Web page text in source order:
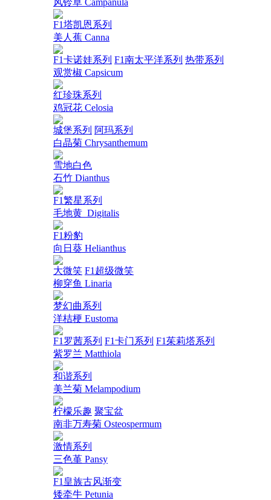
F1塔凯恩系列
美人蕉 Canna
F1卡诺娃系列 F1南太平洋系列 热带系列
观赏椒 Capsicum
红珍珠系列
鸡冠花 Celosia
城堡系列 阿玛系列
白晶菊 Chrysanthemum
雪地白色
石竹 Dianthus
F1繁星系列
毛地黄_Digitalis
F1粉豹
向日葵 Helianthus
大微笑 F1超级微笑
柳穿鱼 Linaria
梦幻曲系列
洋桔梗 Eustoma
F1罗茜系列 F1卡门系列 F1茱莉塔系列
紫罗兰 Matthiola
和谐系列
美兰菊 Melampodium
柠檬乐趣 聚宝盆
南非万寿菊 Osteospermum
激情系列
三色堇 Pansy
F1皇族古风渐变
矮牵牛 Petunia